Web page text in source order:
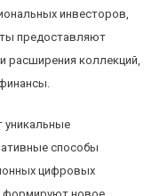
инвесторов,
предоставляют
расширения коллекций,
уникальные
способы
цифровых